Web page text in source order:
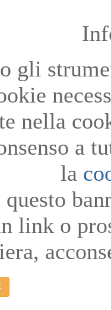
gli
nella
a
la
link o